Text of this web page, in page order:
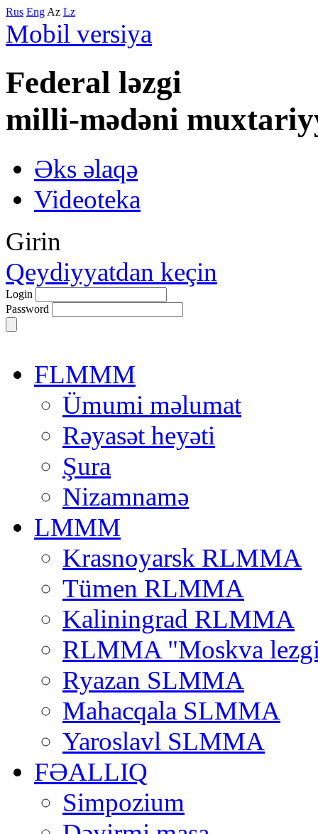
Rus Eng Az Lz
Mobil versiya
Federal lәzgi
milli-mәdәni
Əks əlaqə
Videoteka
Girin
Qeydiyyatdan keçin
Login
Password
FLMMM
Ümumi məlumat
Rəyasət heyəti
Şura
Nizamnamə
LMMM
Krasnoyarsk RLMMA
Tümen RLMMA
Kaliningrad RLMMA
RLMMA "Moskva
Ryazan SLMMA
Mahacqala SLMMA
Yaroslavl SLMMA
FƏALLIQ
Simpozium